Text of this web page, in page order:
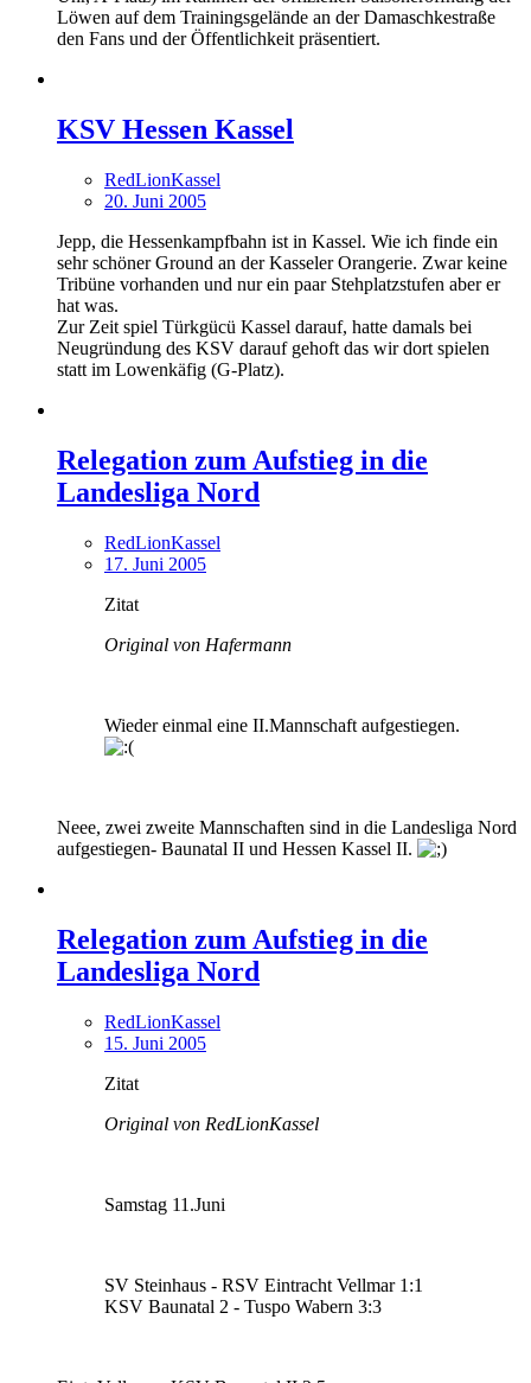
Löwen auf dem Trainingsgelände an der Damaschkestraße
den Fans und der Öffentlichkeit präsentiert.
KSV Hessen Kassel
RedLionKassel
20. Juni 2005
Jepp, die Hessenkampfbahn ist in Kassel. Wie ich finde ein
sehr schöner Ground an der Kasseler Orangerie. Zwar keine
Tribüne vorhanden und nur ein paar Stehplatzstufen aber er
hat was.
Zur Zeit spiel Türkgücü Kassel darauf, hatte damals bei
Neugründung des KSV darauf gehoft das wir dort spielen
statt im Lowenkäfig (G-Platz).
Relegation zum Aufstieg in die
Landesliga Nord
RedLionKassel
17. Juni 2005
Zitat
Original von Hafermann
Wieder einmal eine II.Mannschaft aufgestiegen.
Neee, zwei zweite Mannschaften sind in die Landesliga Nord
aufgestiegen- Baunatal II und Hessen Kassel II.
Relegation zum Aufstieg in die
Landesliga Nord
RedLionKassel
15. Juni 2005
Zitat
Original von RedLionKassel
Samstag 11.Juni
SV Steinhaus - RSV Eintracht Vellmar 1:1
KSV Baunatal 2 - Tuspo Wabern 3:3